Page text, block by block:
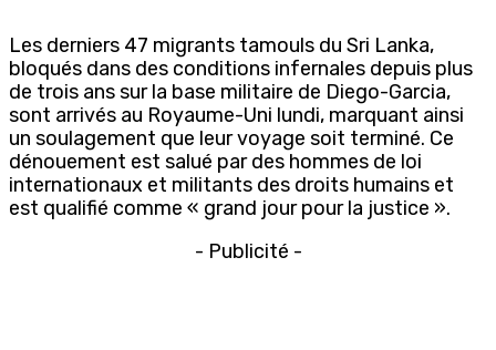
Les derniers 47 migrants tamouls du Sri Lanka,
bloqués dans des conditions infernales depuis plus
de trois ans sur la base militaire de Diego-Garcia,
sont arrivés au Royaume-Uni lundi, marquant ainsi
un soulagement que leur voyage soit terminé. Ce
dénouement est salué par des hommes de loi
internationaux et militants des droits humains et
est qualifié comme « grand jour pour la justice ».
- Publicité -